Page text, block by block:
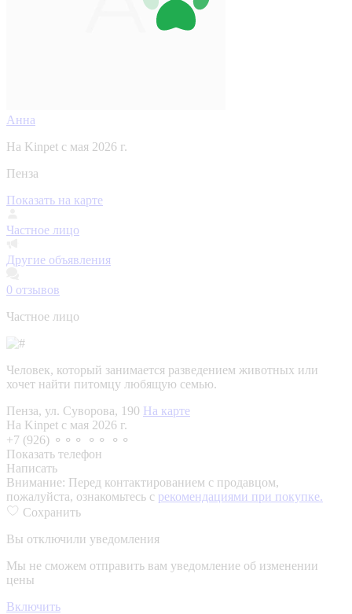
Анна
На Kinpet c мая 2026 г.
Пенза
Показать на карте
Частное лицо
Другие объявления
0 отзывов
Частное лицо
Человек, который занимается разведением животных или
хочет найти питомцу любящую семью.
Пенза, ул. Суворова, 190 На карте
На Kinpet c мая 2026 г.
+7 (926) ⚬⚬⚬ ⚬⚬ ⚬⚬
Показать телефон
Написать
Внимание: Перед контактированием с продавцом,
пожалуйста, ознакомьтесь с рекомендациями при покупке.
Сохранить
Вы отключили уведомления
Мы не сможем отправить вам уведомление об изменении
цены
Включить